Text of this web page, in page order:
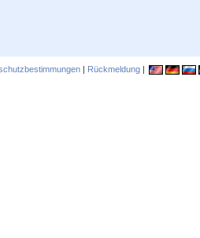
| Rückmeldung |